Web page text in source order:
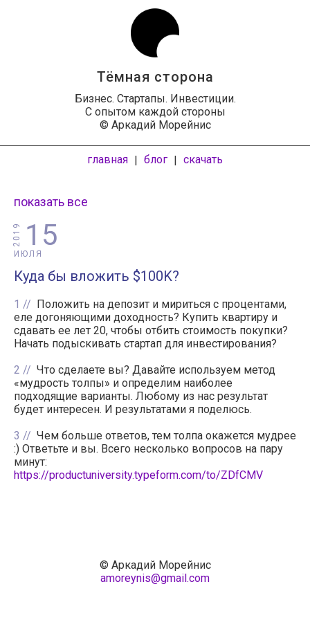
Тёмная сторона
Бизнес. Стартапы. Инвестиции.
С опытом каждой стороны
© Аркадий Морейнис
главная | блог | скачать
показать все
15
ИЮЛЯ
2019
Куда бы вложить $100K?
1
Положить на депозит и мириться с процентами,
еле догоняющими доходность? Купить квартиру и
сдавать ее лет 20, чтобы отбить стоимость покупки?
Начать подыскивать стартап для инвестирования?
2
Что сделаете вы? Давайте используем метод
«мудрость толпы» и определим наиболее
подходящие варианты. Любому из нас результат
будет интересен. И результатами я поделюсь.
3
Чем больше ответов, тем толпа окажется мудрее
:) Ответьте и вы. Всего несколько вопросов на пару
минут:
https://productuniversity.typeform.com/to/ZDfCMV
© Аркадий Морейнис
amoreynis@gmail.com